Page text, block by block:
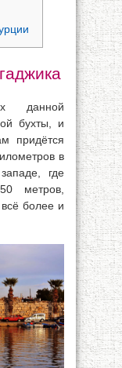
данной
бухты, и
придётся
в
где
метров,
более и